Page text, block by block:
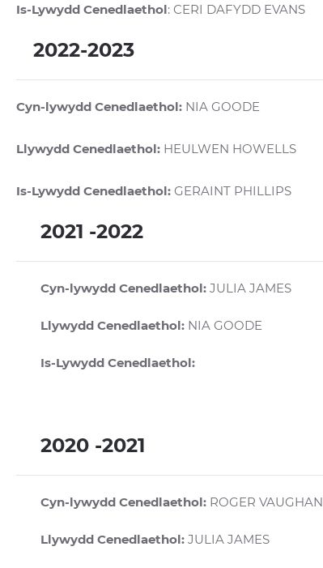
Is-Lywydd Cenedlaethol: CERI DAFYDD EVANS
2022-2023
Cyn-lywydd Cenedlaethol: NIA GOODE
Llywydd Cenedlaethol: HEULWEN HOWELLS
Is-Lywydd Cenedlaethol: GERAINT PHILLIPS
2021 -2022
Cyn-lywydd Cenedlaethol: JULIA JAMES
Llywydd Cenedlaethol: NIA GOODE
Is-Lywydd Cenedlaethol:
2020 -2021
Cyn-lywydd Cenedlaethol: ROGER VAUGHAN
Llywydd Cenedlaethol: JULIA JAMES